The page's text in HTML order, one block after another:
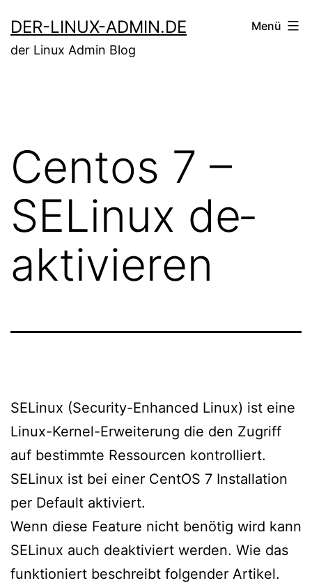
Inhalt
springen
DER-LINUX-ADMIN.DE
der Linux Admin Blog
Menü
Centos 7 –
SELinux de­
ak­ti­vie­ren
SELinux (Security-Enhanced Linux) ist eine
Linux-Kernel-Erweiterung die den Zugriff
auf bestimmte Ressourcen kontrolliert.
SELinux ist bei einer CentOS 7 Installation
per Default aktiviert.
Wenn diese Feature nicht benötig wird kann
SELinux auch deaktiviert werden. Wie das
funktioniert beschreibt folgender Artikel.